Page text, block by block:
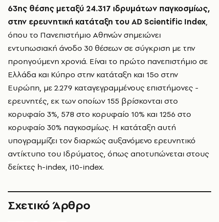
63ης θέσης μεταξύ 24.317 ιδρυμάτων παγκοσμίως,
στην ερευνητική κατάταξη του AD Scientific Index,
όπου το Πανεπιστήμιο Αθηνών σημειώνει
εντυπωσιακή άνοδο 30 θέσεων σε σύγκριση με την
προηγούμενη χρονιά. Είναι το πρώτο πανεπιστήμιο σε
Ελλάδα και Κύπρο στην κατάταξη και 15ο στην
Ευρώπη, με 2.279 καταγεγραμμένους επιστήμονες -
ερευνητές, εκ των οποίων 155 βρίσκονται στο
κορυφαίο 3%, 578 στο κορυφαίο 10% και 1256 στο
κορυφαίο 30% παγκοσμίως. Η κατάταξη αυτή
υπογραμμίζει τον διαρκώς αυξανόμενο ερευνητικό
αντίκτυπο του Ιδρύματος, όπως αποτυπώνεται στους
δείκτες h-index, i10-index.
Σχετικό Άρθρο